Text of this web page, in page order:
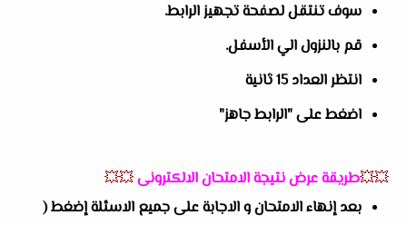
سوف تنتقل لصفحة تجهيز الرابط.
قم بالنزول الي الأسفل.
انتظر العداد 15 ثانية
اضغط على "الرابط جاهز"
💥💥طريقة عرض نتيجة الامتحان الالكترونى💥💥
بعد إنهاء الامتحان و الاجابة على جميع الاسئلة إضغط (